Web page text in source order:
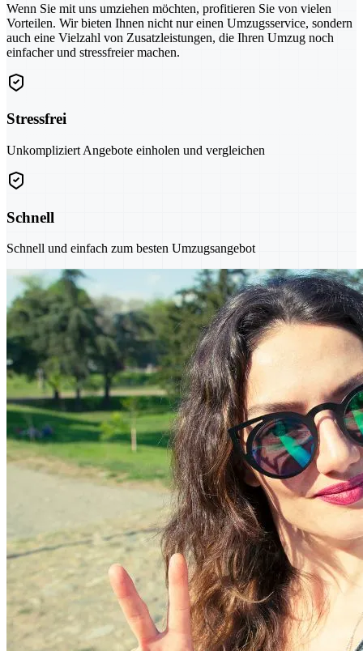
Wenn Sie mit uns umziehen möchten, profitieren Sie von vielen
Vorteilen. Wir bieten Ihnen nicht nur einen Umzugsservice, sondern
auch eine Vielzahl von Zusatzleistungen, die Ihren Umzug noch
einfacher und stressfreier machen.
Stressfrei
Unkompliziert Angebote einholen und vergleichen
Schnell
Schnell und einfach zum besten Umzugsangebot